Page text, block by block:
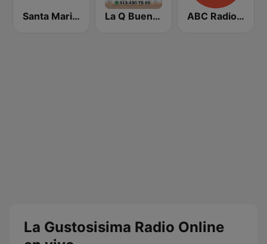
Santa Maria de la Paz 1560 AM La Q Buena Medellin ABC Radio Melbourne
La Gustosisima Radio Online